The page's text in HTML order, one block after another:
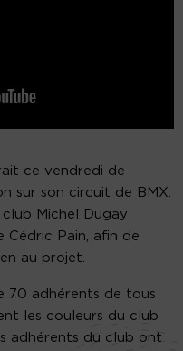
ce vendredi de
sur son circuit de BMX.
club Michel Dugay
Cédric Pain, afin de
au projet.
70 adhérents de tous
les couleurs du club
adhérents du club ont